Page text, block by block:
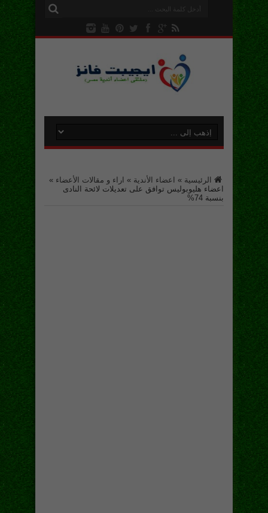
الرئيسية » اعضاء الأندية » اراء و مقالات الأعضاء »
اعضاء هليوبوليس توافق على تعديلات لائحة النادى
بنسبة 74%